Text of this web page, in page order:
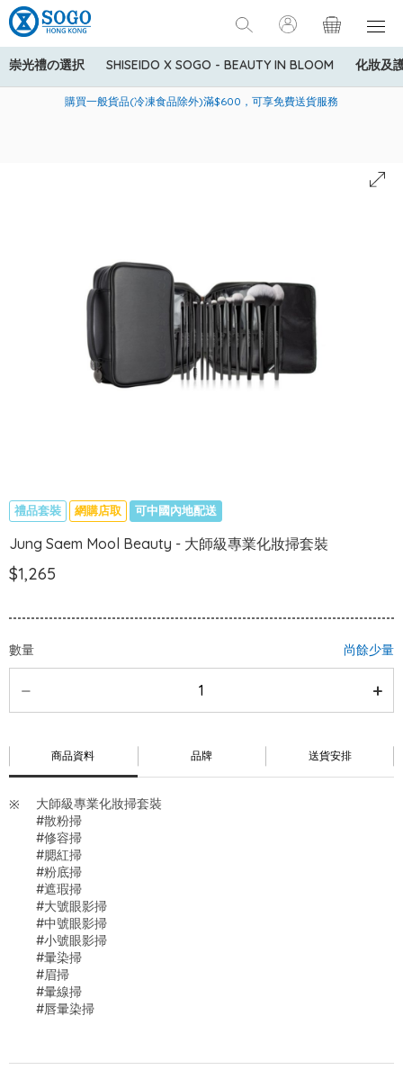
崇光禮の選択 SHISEIDO X SOGO - BEAUTY IN BLOOM 化妝及
美國運通Explorer®信用卡會員購物禮遇：高達5%簽賬回贈！
購買一般貨品(冷凍食品除外)滿$600，可享免費送貨服務
寄送中國內地服務只適用於指定商品，若訂單金額少於HK$600(折
禮品套裝 網購店取 可中國內地配送
Jung Saem Mool Beauty - 大師級專業化妝掃套裝
$1,265
數量 尚餘少量
商品資料 品牌 送貨安排
大師級專業化妝掃套裝
#散粉掃
#修容掃
#腮紅掃
#粉底掃
#遮瑕掃
#大號眼影掃
#中號眼影掃
#小號眼影掃
#暈染掃
#眉掃
#暈線掃
#唇暈染掃